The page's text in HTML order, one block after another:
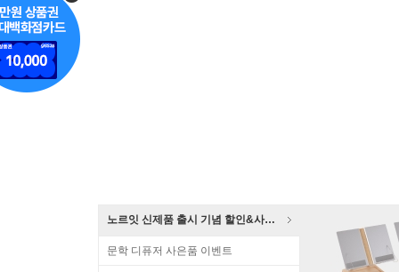
노르잇 신제품 출시 기념 할인&사은품 증정!
문학 디퓨저 사은품 이벤트